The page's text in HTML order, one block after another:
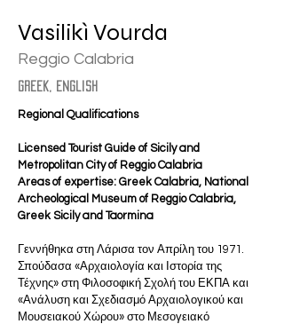
Vasilikì Vourda
Reggio Calabria
greek, english
Regional Qualifications
Licensed Tourist Guide of Sicily and
Metropolitan City of Reggio Calabria
Areas of expertise: Greek Calabria, National
Archeological Museum of Reggio Calabria,
Greek Sicily and Taormina
Γεννήθηκα στη Λάρισα τον Απρίλη του 1971.
Σπούδασα «Αρχαιολογία και Ιστορία της
Τέχνης» στη Φιλοσοφική Σχολή του ΕΚΠΑ και
«Ανάλυση και Σχεδιασμό Αρχαιολογικού και
Μουσειακού Χώρου» στο Μεσογειακό